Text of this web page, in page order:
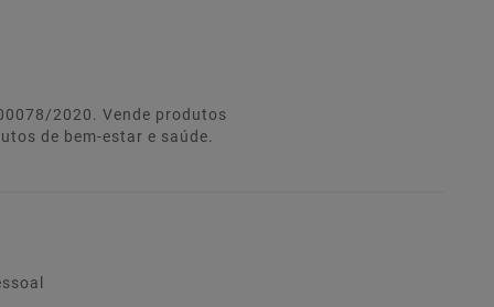
2020. Vende produtos
de bem-estar e saúde.